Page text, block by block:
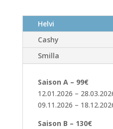
Helvi
Cashy
Smilla
Saison A – 99€
12.01.2026 –
09.11.2026 –
Saison B – 130€